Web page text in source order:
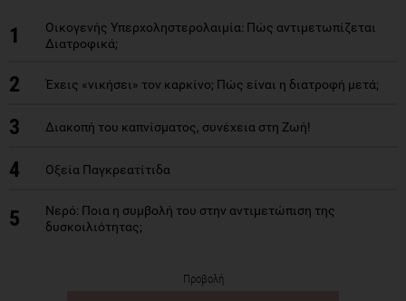
1
Οικογενής Υπερχοληστερολαιμία: Πώς αντιμετωπίζεται
Διατροφικά;
2 Έχεις «νικήσει» τον καρκίνο; Πώς είναι η διατροφή μετά;
3 Διακοπή του καπνίσματος, συνέχεια στη Ζωή!
4 Οξεία Παγκρεατίτιδα
5
Nερό: Ποια η συμβολή του στην αντιμετώπιση της
δυσκοιλιότητας;
Προβολή